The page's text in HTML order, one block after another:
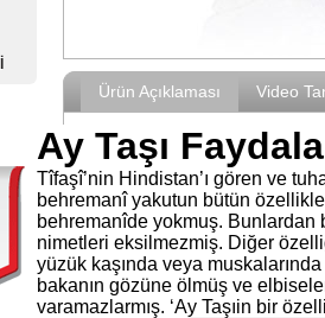
Ürün Açıklaması Video
Ay Taşı
Tîfaşî’nin Hindistan’ı gören ve
behremanî yakutun bütün
behremanîde yokmuş. Bunlardan
nimetleri eksilmezmiş. Diğer
yüzük kaşında veya
bakanın gözüne ölmüş ve
varamazlarmış. ‘Ay Taşıin bir